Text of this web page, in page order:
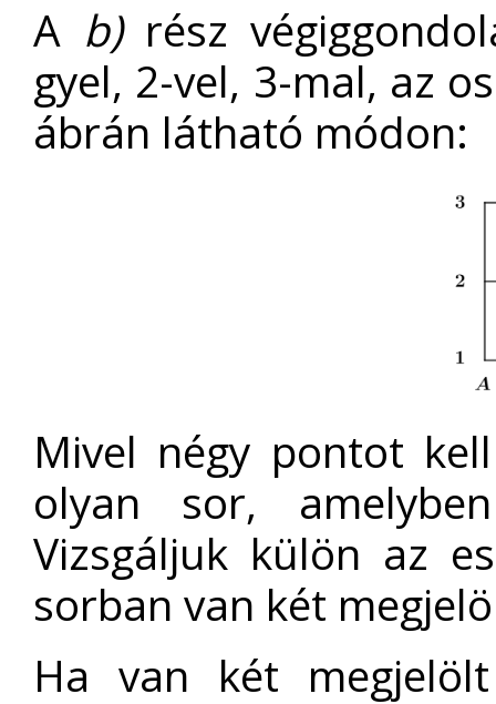
A b)rész
gyel, 2-vel, 3-mal, az
ábrán látható módon:
Mivel négy pontot
olyan sor,
Vizsgáljuk külön az
sorban van két
Ha van két